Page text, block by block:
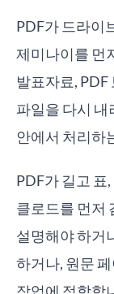
PDF가 드라이
제미나이를 먼
발표자료,
파일을 다시 내
안에서 처리하
PDF가 길고 표
클로드를 먼저
설명해야 하거
하거나, 원문